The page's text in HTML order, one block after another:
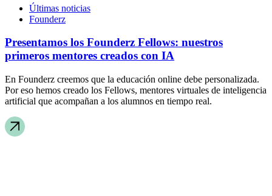
Últimas noticias
Founderz
Presentamos los Founderz Fellows: nuestros
primeros mentores creados con IA
En Founderz creemos que la educación online debe personalizada.
Por eso hemos creado los Fellows, mentores virtuales de inteligencia
artificial que acompañan a los alumnos en tiempo real.